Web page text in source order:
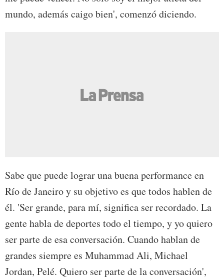
mundo, además caigo bien', comenzó diciendo.
Sabe que puede lograr una buena performance en
Río de Janeiro y su objetivo es que todos hablen de
él. 'Ser grande, para mí, significa ser recordado. La
gente habla de deportes todo el tiempo, y yo quiero
ser parte de esa conversación. Cuando hablan de
grandes siempre es Muhammad Ali, Michael
Jordan, Pelé. Quiero ser parte de la conversación',